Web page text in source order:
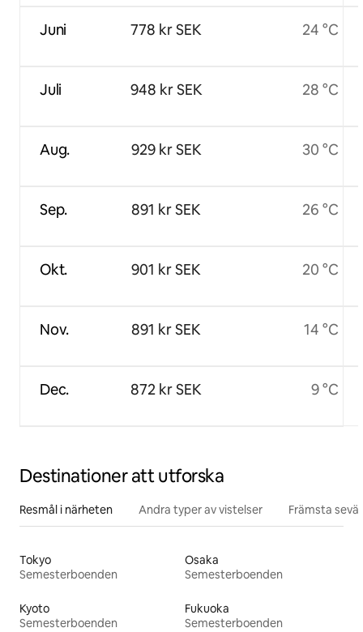
Juni
Juli
Aug.
Sep.
Okt.
Nov.
Dec.
778 kr SEK
948 kr SEK
929 kr SEK
891 kr SEK
901 kr SEK
891 kr SEK
872 kr SEK
24 °C
28 °C
30 °C
26 °C
20 °C
14 °C
9 °C
Destinationer att utforska
Resmål i närheten Andra typer av vistelser Främsta
Tokyo
Semesterboenden
Osaka
Semesterboenden
Kyoto
Semesterboenden
Fukuoka
Semesterboenden